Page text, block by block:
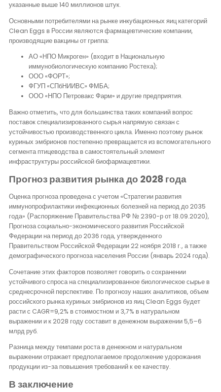
указанные выше 140 миллионов штук.
Основными потребителями на рынке инкубационных яиц категорий
Clean Eggs в России являются фармацевтические компании,
производящие вакцины от гриппа:
АО «НПО Микроген» (входит в Национальную
иммунобиологическую компанию Ростеха);
ООО «ФОРТ»;
ФГУП «СПбНИИВС» ФМБА;
ООО «НПО Петровакс Фарм» и другие предприятия.
Важно отметить, что для большинства таких компаний вопрос
поставок специализированного сырья напрямую связан с
устойчивостью производственного цикла. Именно поэтому рынок
куриных эмбрионов постепенно превращается из вспомогательного
сегмента птицеводства в самостоятельный элемент
инфраструктуры российской биофармацевтики.
Прогноз развития рынка до 2028 года
Оценка прогноза проведена с учетом «Стратегии развития
иммунопрофилактики инфекционных болезней на период до 2035
года» (Распоряжение Правительства РФ № 2390-р от 18.09.2020),
Прогноза социально-экономического развития Российской
Федерации на период до 2036 года, утвержденного
Правительством Российской Федерации 22 ноября 2018 г., а также
демографического прогноза населения России (январь 2024 года).
Сочетание этих факторов позволяет говорить о сохранении
устойчивого спроса на специализированное биологическое сырье в
среднесрочной перспективе. По прогнозу наших аналитиков, объем
российского рынка куриных эмбрионов из яиц Clean Eggs будет
расти с CAGR=9,2% в стоимостном и 3,7% в натуральном
выражении и к 2028 году составит в денежном выражении 5,5–6
млрд руб.
Разница между темпами роста в денежном и натуральном
выражении отражает предполагаемое продолжение удорожания
продукции из-за повышения требований к ее качеству.
В заключение